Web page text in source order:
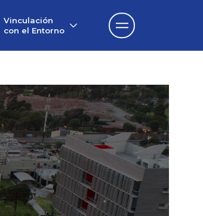
Vinculación
con el Entorno